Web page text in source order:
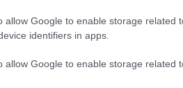
allow Google to enable storage related
identifiers in apps.
allow Google to enable storage related